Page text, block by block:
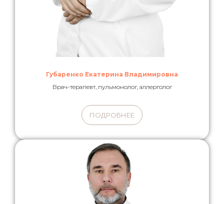
Губаренко Екатерина Владимировна
Врач-терапевт, пульмонолог, аллерголог
ПОДРОБНЕЕ